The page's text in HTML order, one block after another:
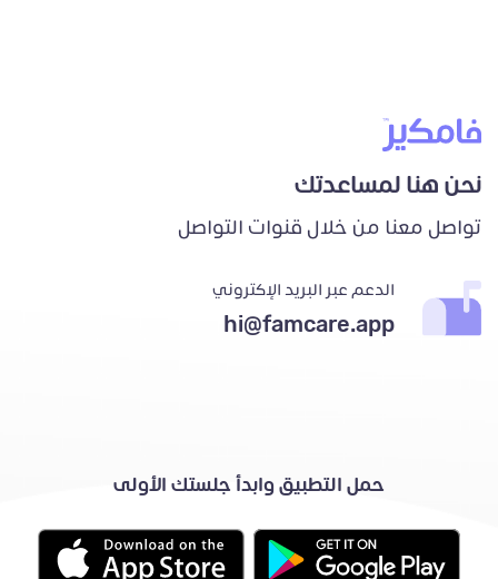
نحن هنا لمساعدتك
تواصل معنا من خلال قنوات التواصل
الدعم عبر البريد الإكتروني
hi@famcare.app
حمل التطبيق وابدأ جلستك الأولى